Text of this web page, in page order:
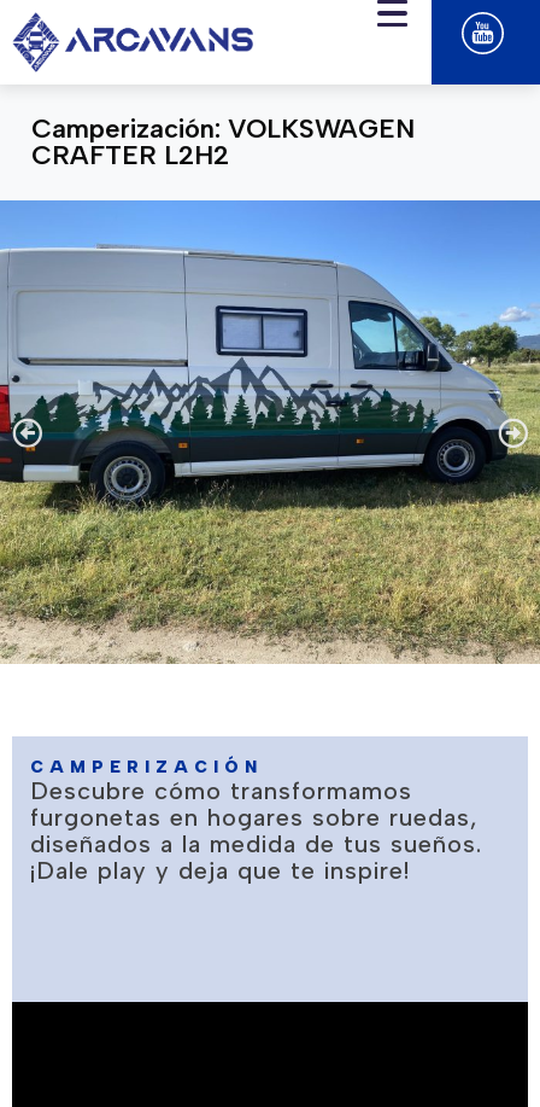
Camperización: VOLKSWAGEN
CRAFTER L2H2
CAMPERIZACIÓN
Descubre cómo transformamos
furgonetas en hogares sobre ruedas,
diseñados a la medida de tus sueños.
¡Dale play y deja que te inspire!